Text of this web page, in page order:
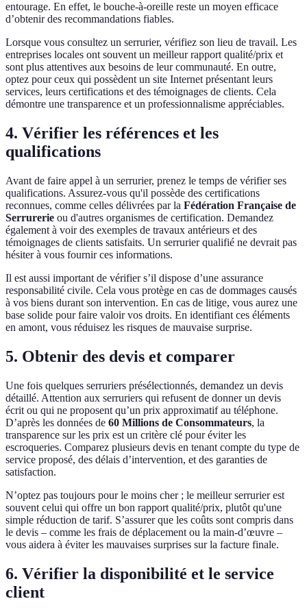
entourage. En effet, le bouche-à-oreille reste un moyen efficace
d’obtenir des recommandations fiables.
Lorsque vous consultez un serrurier, vérifiez son lieu de travail. Les
entreprises locales ont souvent un meilleur rapport qualité/prix et
sont plus attentives aux besoins de leur communauté. En outre,
optez pour ceux qui possèdent un site Internet présentant leurs
services, leurs certifications et des témoignages de clients. Cela
démontre une transparence et un professionnalisme appréciables.
4. Vérifier les références et les
qualifications
Avant de faire appel à un serrurier, prenez le temps de vérifier ses
qualifications. Assurez-vous qu'il possède des certifications
reconnues, comme celles délivrées par la Fédération Française de
Serrurerie ou d'autres organismes de certification. Demandez
également à voir des exemples de travaux antérieurs et des
témoignages de clients satisfaits. Un serrurier qualifié ne devrait pas
hésiter à vous fournir ces informations.
Il est aussi important de vérifier s’il dispose d’une assurance
responsabilité civile. Cela vous protège en cas de dommages causés
à vos biens durant son intervention. En cas de litige, vous aurez une
base solide pour faire valoir vos droits. En identifiant ces éléments
en amont, vous réduisez les risques de mauvaise surprise.
5. Obtenir des devis et comparer
Une fois quelques serruriers présélectionnés, demandez un devis
détaillé. Attention aux serruriers qui refusent de donner un devis
écrit ou qui ne proposent qu’un prix approximatif au téléphone.
D’après les données de 60 Millions de Consommateurs, la
transparence sur les prix est un critère clé pour éviter les
escroqueries. Comparez plusieurs devis en tenant compte du type de
service proposé, des délais d’intervention, et des garanties de
satisfaction.
N’optez pas toujours pour le moins cher ; le meilleur serrurier est
souvent celui qui offre un bon rapport qualité/prix, plutôt qu'une
simple réduction de tarif. S’assurer que les coûts sont compris dans
le devis – comme les frais de déplacement ou la main-d’œuvre –
vous aidera à éviter les mauvaises surprises sur la facture finale.
6. Vérifier la disponibilité et le service
client